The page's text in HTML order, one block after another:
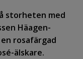
storheten med
Häagen-
rosafärgad
älskare.